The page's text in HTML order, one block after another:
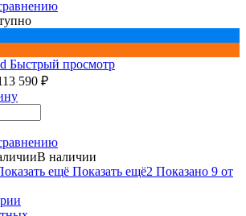
Быстрый просмотр
590 ₽
В наличии
Показать ещё2 Показано 9 от